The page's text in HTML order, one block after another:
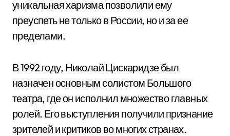
уникальная харизма позволили ему
преуспеть не только в России, но и за ее
пределами.
В 1992 году, Николай Цискаридзе был
назначен основным солистом Большого
театра, где он исполнил множество главных
ролей. Его выступления получили признание
зрителей и критиков во многих странах.